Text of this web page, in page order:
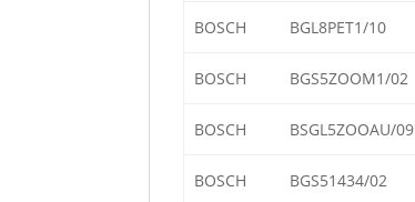
BOSCH BGL8PET1/10
BOSCH BGS5ZOOM1/02
BOSCH BSGL5ZOOAU/09
BOSCH BGS51434/02